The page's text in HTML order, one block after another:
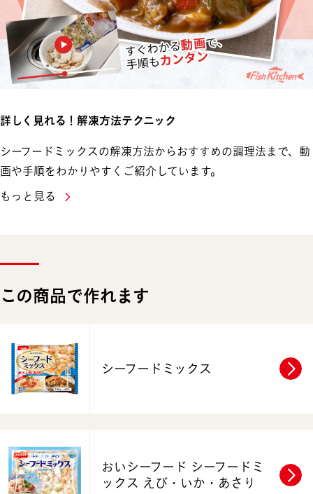
詳しく見れる！解凍方法テクニック
シーフードミックスの解凍方法からおすすめの調理法まで、動
画や手順をわかりやすくご紹介しています。
もっと見る
この商品で作れます
シーフードミックス
おいシーフード シーフードミ
ックス えび・いか・あさり